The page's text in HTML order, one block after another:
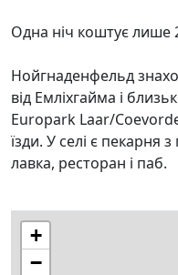
Одна ніч коштує лише
Нойгнаденфельд
від Емліхгайма і
Europark Laar/
їзди. У селі є пекарня
лавка, ресторан і паб.
+
−